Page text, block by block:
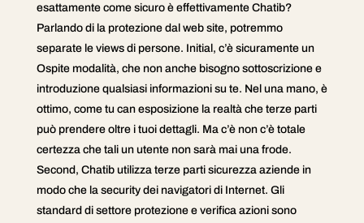
esattamente come sicuro è effettivamente Chatib?
Parlando di la protezione dal web site, potremmo
separate le views di persone. Initial, c’è sicuramente un
Ospite modalità, che non anche bisogno sottoscrizione e
introduzione qualsiasi informazioni su te. Nel una mano, è
ottimo, come tu can esposizione la realtà che terze parti
può prendere oltre i tuoi dettagli. Ma c’è non c’è totale
certezza che tali un utente non sarà mai una frode.
Second, Chatib utilizza terze parti sicurezza aziende in
modo che la security dei navigatori di Internet. Gli
standard di settore protezione e verifica azioni sono